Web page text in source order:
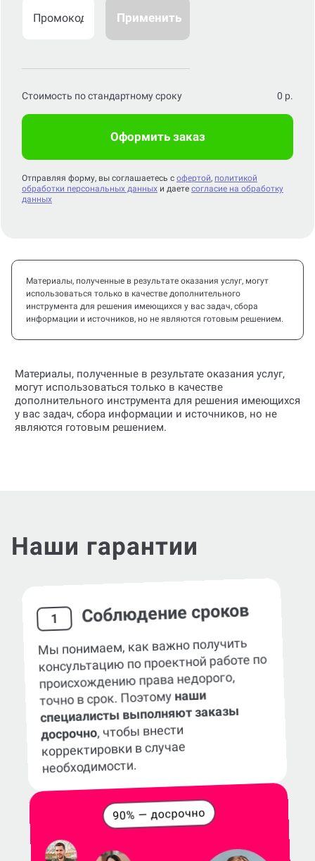
Применить
Стоимость по стандартному сроку 0 р.
Оформить заказ
Отправляя форму, вы соглашаетесь с офертой, политикой
обработки персональных данных и даете согласие на обработку
данных
Материалы, полученные в результате оказания услуг, могут
использоваться только в качестве дополнительного
инструмента для решения имеющихся у вас задач, сбора
информации и источников, но не являются готовым решением.
Материалы, полученные в результате оказания услуг,
могут использоваться только в качестве
дополнительного инструмента для решения имеющихся
у вас задач, сбора информации и источников, но не
являются готовым решением.
Наши гарантии
1 Соблюдение сроков
Мы понимаем, как важно получить
консультацию по проектной работе по
происхождению права недорого,
точно в срок. Поэтому наши
специалисты выполняют заказы
досрочно, чтобы внести
корректировки в случае
необходимости.